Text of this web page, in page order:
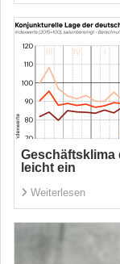
leicht ein
Weiterlesen